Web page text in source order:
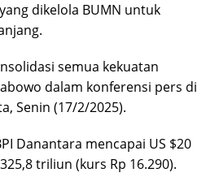
dikelola BUMN untuk
semua kekuatan
dalam konferensi pers di
Senin (17/2/2025).
Danantara mencapai US $20
triliun (kurs Rp 16.290).